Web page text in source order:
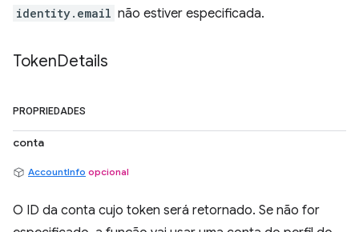
identity.email não estiver especificada.
TokenDetails
PROPRIEDADES
conta
AccountInfo opcional
O ID da conta cujo token será retornado. Se não for